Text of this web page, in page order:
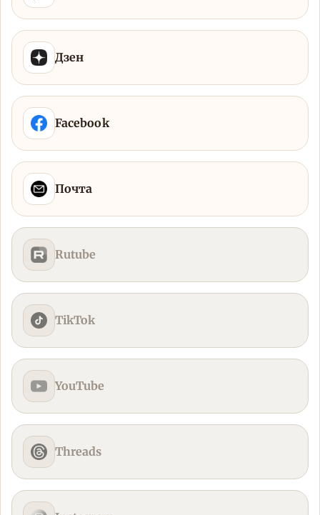
Дзен
Facebook
Почта
Rutube
TikTok
YouTube
Threads